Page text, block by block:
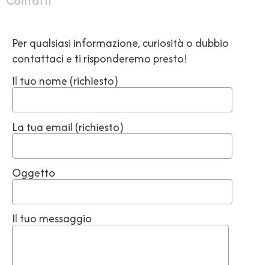
Per qualsiasi informazione, curiosità o dubbio
contattaci e ti risponderemo presto!
Il tuo nome (richiesto)
La tua email (richiesto)
Oggetto
Il tuo messaggio